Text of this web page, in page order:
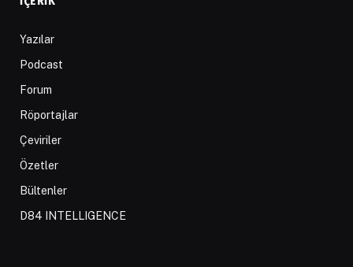
Yazılar
Podcast
Forum
Röportajlar
Çeviriler
Özetler
Bültenler
D84 INTELLIGENCE